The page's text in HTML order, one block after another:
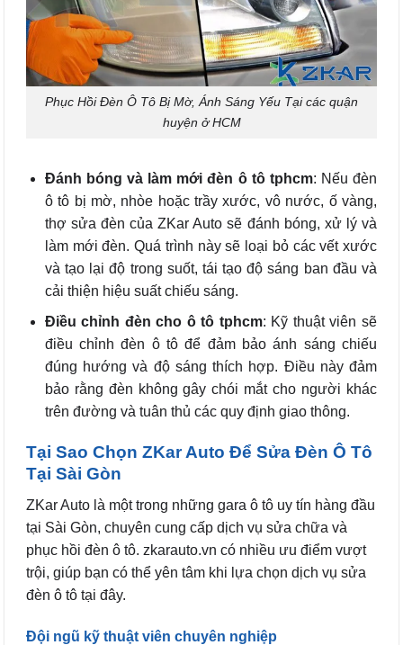
Phục Hồi Đèn Ô Tô Bị Mờ, Ánh Sáng Yếu Tại các quận
huyện ở HCM
Đánh bóng và làm mới đèn ô tô tphcm: Nếu đèn
ô tô bị mờ, nhòe hoặc trầy xước, vô nước, ố vàng,
thợ sửa đèn của ZKar Auto sẽ đánh bóng, xử lý và
làm mới đèn. Quá trình này sẽ loại bỏ các vết xước
và tạo lại độ trong suốt, tái tạo độ sáng ban đầu và
cải thiện hiệu suất chiếu sáng.
Điều chỉnh đèn cho ô tô tphcm: Kỹ thuật viên sẽ
điều chỉnh đèn ô tô để đảm bảo ánh sáng chiếu
đúng hướng và độ sáng thích hợp. Điều này đảm
bảo rằng đèn không gây chói mắt cho người khác
trên đường và tuân thủ các quy định giao thông.
Tại Sao Chọn ZKar Auto Để Sửa Đèn Ô Tô
Tại Sài Gòn
ZKar Auto là một trong những gara ô tô uy tín hàng đầu
tại Sài Gòn, chuyên cung cấp dịch vụ sửa chữa và
phục hồi đèn ô tô. zkarauto.vn có nhiều ưu điểm vượt
trội, giúp bạn có thể yên tâm khi lựa chọn dịch vụ sửa
đèn ô tô tại đây.
Đội ngũ kỹ thuật viên chuyên nghiệp